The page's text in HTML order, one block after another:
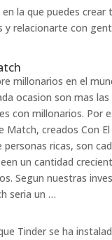
la que puedes crear
y relacionarte con
millonarios en el
ocasion son mas
con millonarios. Por
Match, creados Con El
personas ricas, son
un cantidad
Segun nuestras
seri­a un …
Tinder se ha